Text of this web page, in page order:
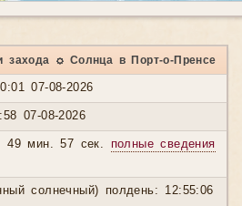
захода ☼ Солнца в Порт-о-Пренсе
07-08-2026
07-08-2026
49 мин. 57 сек. полные сведения
солнечный) полдень: 12:55:06